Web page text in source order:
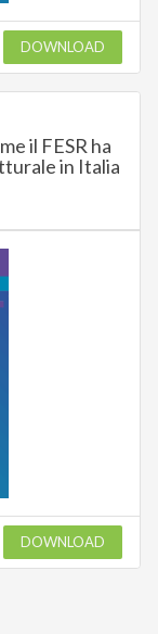
DOWNLOAD
il FESR ha
in Italia
DOWNLOAD